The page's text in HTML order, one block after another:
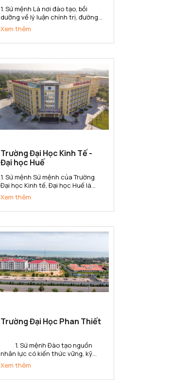
1. Sứ mệnh Là nơi đào tạo, bồi
dưỡng về lý luận chính trị, đường
lối, chính sách của Đảng và pháp
luật của nhà nước; kiến thức và
kỹ năng quản lý nhà nước cho đội
của Thành phố Hồ Chí Minh...
Xem thêm
Trường Đại Học Kinh Tế -
Đại học Huế
1. Sứ mệnh Sứ mệnh của Trường
Đại học Kinh tế, Đại học Huế là
đào tạo nguồn nhân lực chất
lượng, trình độ cao; thực hiện
nghiên cứu khoa học, chuyển
về lĩnh vực kinh tế và quản lý phục
vụ sự...
Xem thêm
Trường Đại Học Phan Thiết
nhân lực có kiến thức vững, kỹ
năng toàn cầu và tinh thần khởi
nghiệp, tạo ra các giá trị gia tăng
cho doanh nghiệp, tổ chức và xã
Xem thêm